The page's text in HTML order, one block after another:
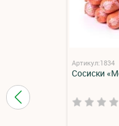
Артикул:1834
Сосиски